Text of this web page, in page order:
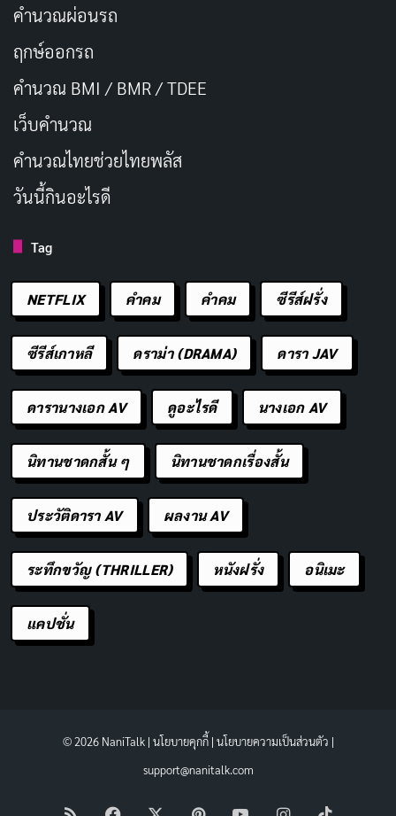
คำนวณผ่อนรถ
ฤกษ์ออกรถ
คำนวณ BMI / BMR / TDEE
เว็บคํานวณ
คํานวณไทยช่วยไทยพลัส
วันนี้กินอะไรดี
Tag
NETFLIX คำคม คําคม ซีรีส์ฝรั่ง
ซีรีส์เกาหลี ดราม่า (DRAMA) ดารา JAV
ดารานางเอก AV ดูอะไรดี นางเอก AV
นิทานชาดกสั้น ๆ นิทานชาดกเรื่องสั้น
ประวัติดารา AV ผลงาน AV
ระทึกขวัญ (THRILLER) หนังฝรั่ง อนิเมะ
แคปชั่น
© 2026 NaniTalk | นโยบายคุกกี้| นโยบายความเป็นส่วนตัว |
support@nanitalk.com